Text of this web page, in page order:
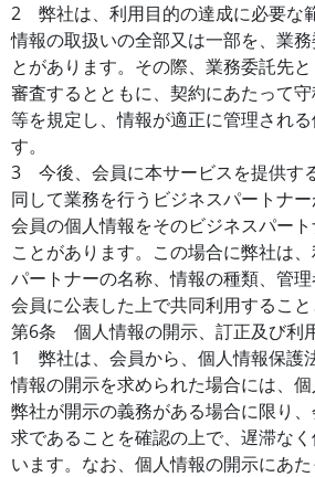
2 弊社は、利用目的の達成に必要な
情報の取扱いの全部又は一部を、業
とがあります。その際、業務委託先
審査するとともに、契約にあたって
等を規定し、情報が適正に管理され
す。
3 今後、会員に本サービスを提供す
同して業務を行うビジネスパートナー
会員の個人情報をそのビジネスパー
ことがあります。この場合に弊社は
パートナーの名称、情報の種類、管理
会員に公表した上で共同利用すること
第6条 個人情報の開示、訂正及び利
1 弊社は、会員から、個人情報保護
情報の開示を求められた場合には、
弊社が開示の義務がある場合に限り
求であることを確認の上で、遅滞な
います。なお、個人情報の開示にあ